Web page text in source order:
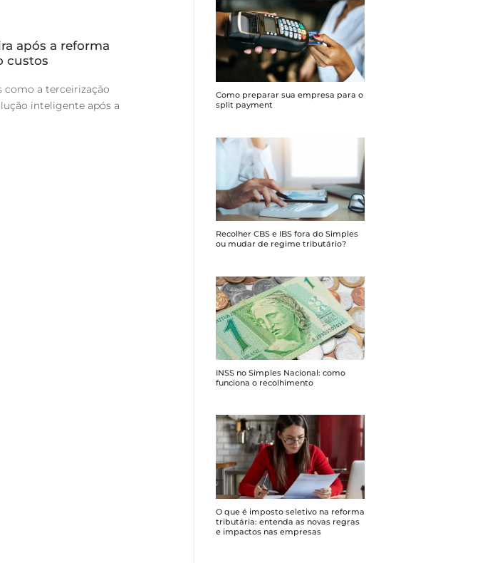
após a reforma
custos
como a terceirização
inteligente após a
Como preparar sua empresa para o
split payment
Recolher CBS e IBS fora do Simples
ou mudar de regime tributário?
INSS no Simples Nacional: como
funciona o recolhimento
O que é imposto seletivo na reforma
tributária: entenda as novas regras
e impactos nas empresas